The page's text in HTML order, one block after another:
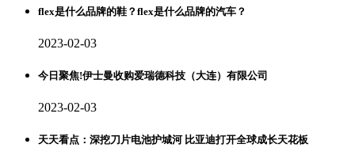
flex是什么品牌的鞋？flex是什么品牌的汽车？
2023-02-03
今日聚焦!伊士曼收购爱瑞德科技（大连）有限公司
2023-02-03
天天看点：深挖刀片电池护城河 比亚迪打开全球成长天花板